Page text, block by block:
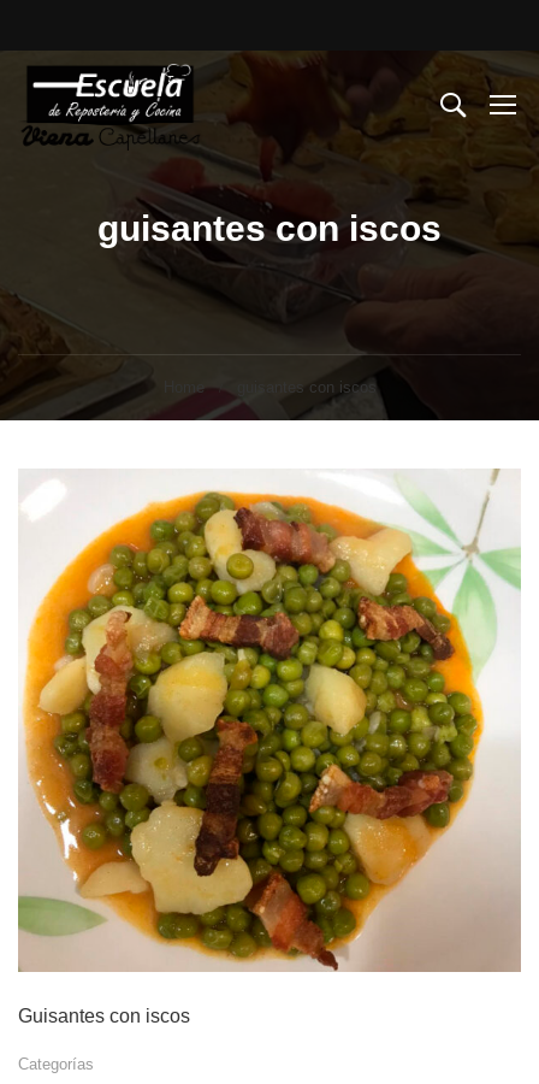
guisantes con iscos
Home guisantes con iscos
Guisantes con iscos
Categorías